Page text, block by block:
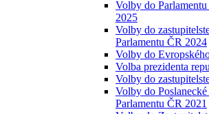
Volby do
2025
Volby do
Parlamentu ČR 2024
Volby do
Volba prezidenta
Volby do
Volby do
Parlamentu ČR 2021